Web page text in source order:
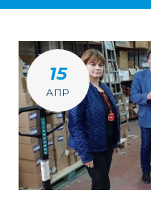
ДЕН:
Д.М.Г
15
АПР